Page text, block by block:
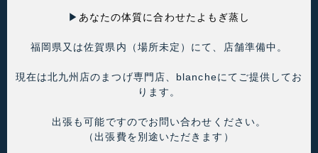
お問い合わせ
お客様の声
▶ あなたの体質に合わせたよもぎ蒸し
福岡県又は佐賀県内（場所未定）にて、店舗準備中。
現在は北九州店のまつげ専門店、blancheにてご提供してお
ります。
出張も可能ですのでお問い合わせください。
（出張費を別途いただきます）